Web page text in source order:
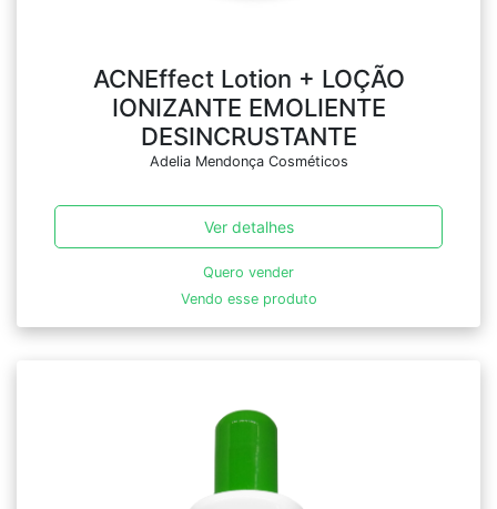
ACNEffect Lotion + LOÇÃO
IONIZANTE EMOLIENTE
DESINCRUSTANTE
Adelia Mendonça Cosméticos
Ver detalhes
Quero vender
Vendo esse produto